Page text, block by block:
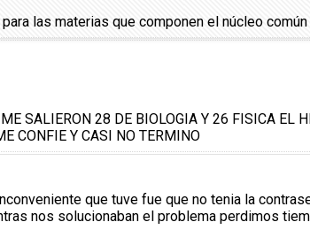
las materias que componen el núcleo
SALIERON 28 DE BIOLOGIA Y 26 FISICA EL
CONFIE Y CASI NO TERMINO
que tuve fue que no tenia la
nos solucionaban el problema perdimos